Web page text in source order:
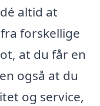
altid at
forskellige
at du får en
også at du
og service,